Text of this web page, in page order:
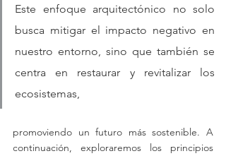
Este enfoque arquitectónico no solo
busca mitigar el impacto negativo en
nuestro entorno, sino que también se
centra en restaurar y revitalizar los
ecosistemas,
promoviendo un futuro más sostenible. A
continuación, exploraremos los principios